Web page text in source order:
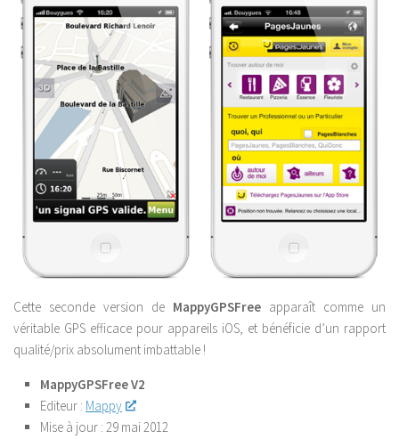
Cette seconde version de MappyGPSFree apparaît comme un
véritable GPS efficace pour appareils iOS, et bénéficie d’un rapport
qualité/prix absolument imbattable !
MappyGPSFree V2
Editeur : Mappy
Mise à jour : 29 mai 2012